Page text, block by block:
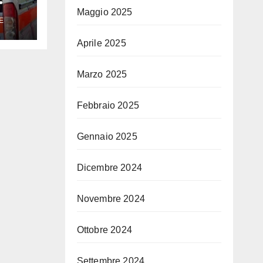
Maggio 2025
Aprile 2025
Marzo 2025
Febbraio 2025
Gennaio 2025
Dicembre 2024
Novembre 2024
Ottobre 2024
Settembre 2024